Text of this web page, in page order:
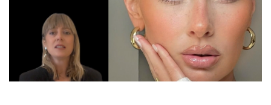
stagione
podistica